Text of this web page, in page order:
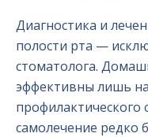
Диагностика и
полости рта —
стоматолога.
эффективны лишь
профилактического
самолечение редко